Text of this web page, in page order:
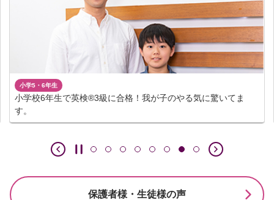
！我が子のやる気に驚いてま
レッスンのおかげで社交的に
保護者様・生徒様の声